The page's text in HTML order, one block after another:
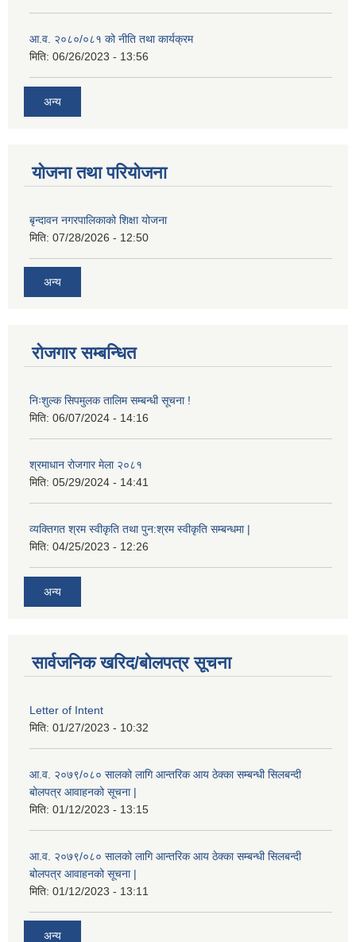
आ.व. २०८०/०८१ को नीति तथा कार्यक्रम
मिति: 06/26/2023 - 13:56
अन्य
योजना तथा परियोजना
बृन्दावन नगरपालिकाको शिक्षा योजना
मिति: 07/28/2026 - 12:50
अन्य
रोजगार सम्बन्धित
निःशुल्क सिपमुलक तालिम सम्बन्धी सूचना !
मिति: 06/07/2024 - 14:16
श्रमाधान रोजगार मेला २०८१
मिति: 05/29/2024 - 14:41
व्यक्तिगत श्रम स्वीकृति तथा पुन:श्रम स्वीकृति सम्बन्धमा |
मिति: 04/25/2023 - 12:26
अन्य
सार्वजनिक खरिद/बोलपत्र सूचना
Letter of Intent
मिति: 01/27/2023 - 10:32
आ.व. २०७९/०८० सालको लागि आन्तरिक आय ठेक्का सम्बन्धी सिलबन्दी
बोलपत्र आवाहनको सूचना |
मिति: 01/12/2023 - 13:15
आ.व. २०७९/०८० सालको लागि आन्तरिक आय ठेक्का सम्बन्धी सिलबन्दी
बोलपत्र आवाहनको सूचना |
मिति: 01/12/2023 - 13:11
अन्य